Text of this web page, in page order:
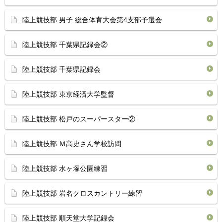
陸上競技部 男子 総合体育大会第4支部予選会
陸上競技部 千葉県記録会②
陸上競技部 千葉県記録会
陸上競技部 東京経済大学監督
陸上競技部 松戸のスーパースター②
陸上競技部 Ｍ高史さん学校訪問
陸上競技部 水ヶ塚公園練習
陸上競技部 岩名クロスカントリー練習
陸上競技部 順天堂大学記録会